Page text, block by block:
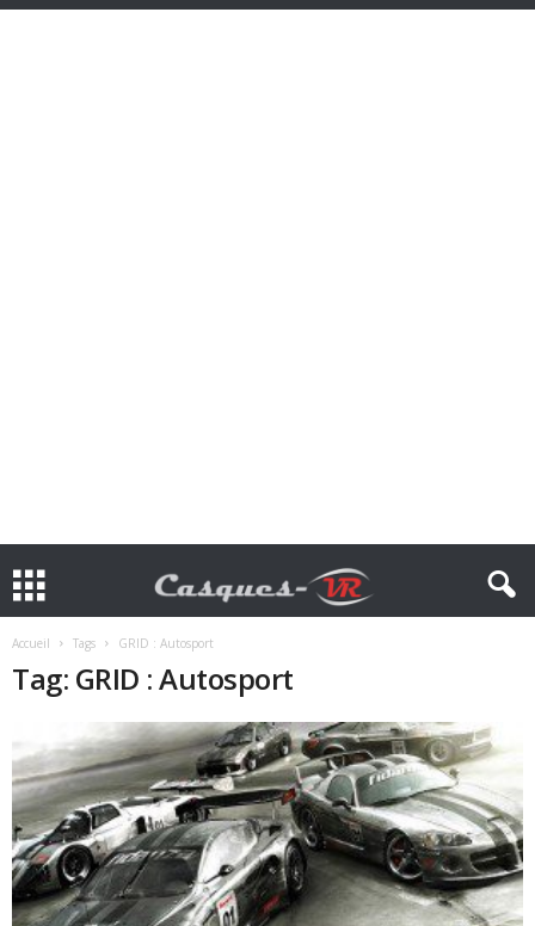
Accueil Tags GRID : Autosport
Tag: GRID : Autosport